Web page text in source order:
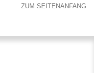
ZUM SEITENANFANG